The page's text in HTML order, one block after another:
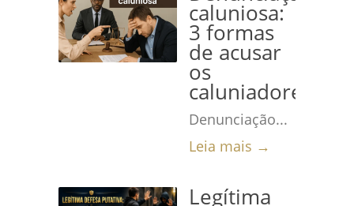
caluniosa:
3 formas
de acusar
os
caluniadores
Denunciação...
Leia mais →
Legítima